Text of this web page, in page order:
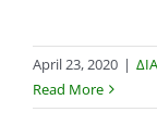
April 23, 2020 |
Read More